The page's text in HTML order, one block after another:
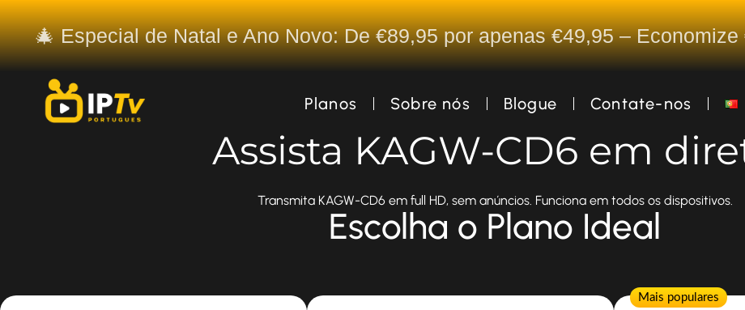
🎄 Especial de Natal e Ano Novo: De €89,95 por apenas €49,95 –
Planos Sobre nós Blogue Contate-nos
Assista KAGW-CD6 em
Transmita KAGW-CD6 em full HD, sem anúncios. Funciona em todos os dispositivos.
Escolha o Plano Ideal
Most Popular Most Popular Mais populares